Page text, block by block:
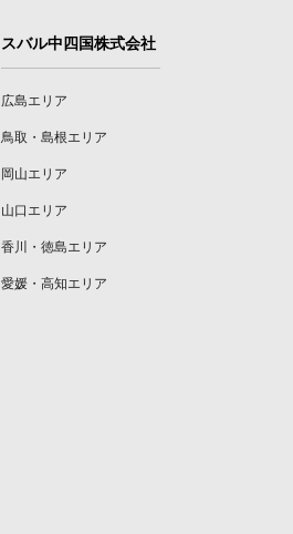
スバル中四国株式会社
広島エリア
鳥取・島根エリア
岡山エリア
山口エリア
香川・徳島エリア
愛媛・高知エリア